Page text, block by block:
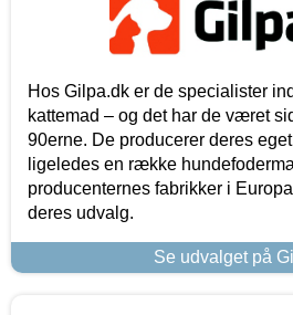
Hos Gilpa.dk er de specialister
kattemad – og det har de været
90erne. De producerer deres
ligeledes en række
producenternes fabrikker i
deres udvalg.
Se udvalget på